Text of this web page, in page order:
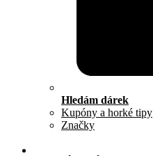
Hledám dárek
Kupóny a horké tipy
Značky